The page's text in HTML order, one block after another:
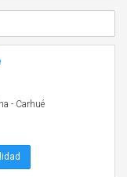
- Carhué